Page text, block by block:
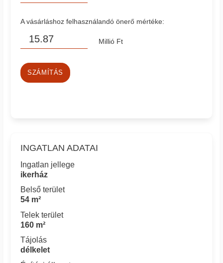
A vásárláshoz felhasználandó önerő mértéke:
Millió Ft
SZÁMÍTÁS
INGATLAN ADATAI
Ingatlan jellege
ikerház
Belső terület
54 m²
Telek terület
160 m²
Tájolás
délkelet